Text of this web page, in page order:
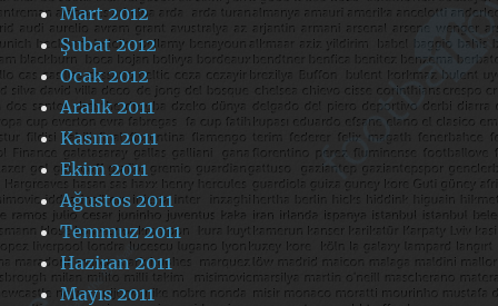
Mart 2012
Şubat 2012
Ocak 2012
Aralık 2011
Kasım 2011
Ekim 2011
Ağustos 2011
Temmuz 2011
Haziran 2011
Mayıs 2011